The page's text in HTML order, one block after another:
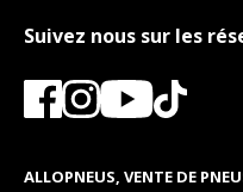
Suivez nous sur les
ALLOPNEUS, VENTE DE